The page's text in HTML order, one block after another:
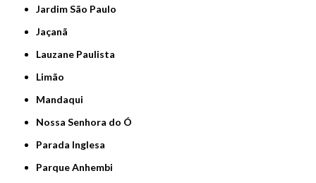
Jardim São Paulo
Jaçanã
Lauzane Paulista
Limão
Mandaqui
Nossa Senhora do Ó
Parada Inglesa
Parque Anhembi